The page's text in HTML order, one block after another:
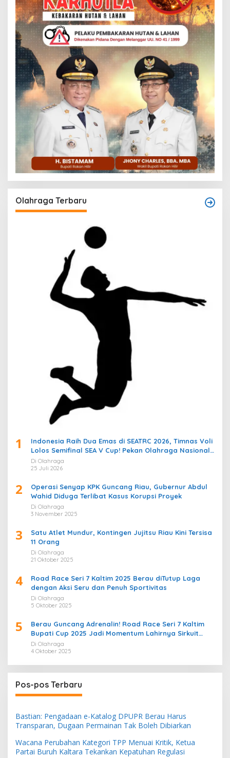
Olahraga Terbaru
1
Indonesia Raih Dua Emas di SEATRC 2026, Timnas Voli
Lolos Semifinal SEA V Cup! Pekan Olahraga Nasional
Bergemuruh
Di Olahraga
25 Juli 2026
2
Operasi Senyap KPK Guncang Riau, Gubernur Abdul
Wahid Diduga Terlibat Kasus Korupsi Proyek
Di Olahraga
3 November 2025
3
Satu Atlet Mundur, Kontingen Jujitsu Riau Kini Tersisa
11 Orang
Di Olahraga
21 Oktober 2025
4
Road Race Seri 7 Kaltim 2025 Berau diTutup Laga
dengan Aksi Seru dan Penuh Sportivitas
Di Olahraga
5 Oktober 2025
5
Berau Guncang Adrenalin! Road Race Seri 7 Kaltim
Bupati Cup 2025 Jadi Momentum Lahirnya Sirkuit
Permanen 2026
Di Olahraga
4 Oktober 2025
Pos-pos Terbaru
Bastian: Pengadaan e-Katalog DPUPR Berau Harus
Transparan, Dugaan Permainan Tak Boleh Dibiarkan
Wacana Perubahan Kategori TPP Menuai Kritik, Ketua
Partai Buruh Kaltara Tekankan Kepatuhan Regulasi